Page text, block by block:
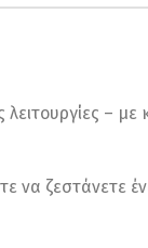
–
να ζεστάνετε